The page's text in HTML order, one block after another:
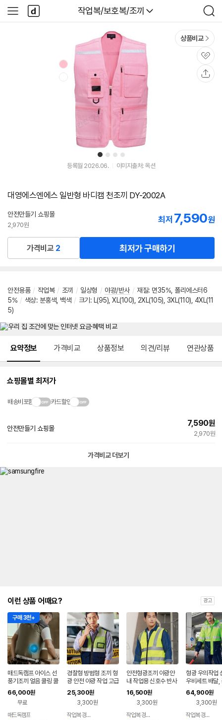
다나와
작업복/보호복/조끼
검
색
사
이
다
나
와
1 2 3 4
상품비교
관
심
등록월 2026.06. 이미지출처: 옥션
대영에스엔에스 일반형 바디캠 천조끼 DY-2002A
안전만들기 쇼핑몰
2,970원
최저 7,590원
가격비교 2 최저가 구매하기
안전용품 / 작업복 / 조끼 / 일상형 / 야광/반사 / 재질: 면35%, 폴리에스터6
5% / 색상: 분홍색, 백색 / 크기: L(95), XL(100), 2XL(105), 3XL(110), 4XL(11
5)
요약정보 가격비교 상품정보 의견/리뷰 연관상품
쇼핑몰별 최저가
배송비포함 카드할인
안전만들기 쇼핑몰
7,590원
2,970원
가격비교 더보기
이런 상품 어때요? 광고
구매 3천+
매드독캠프 아이스 선
풍기조끼 얼음 쿨링 쿨
아이스 냉방 냉풍 조끼
보조배터리 포함
66,000원
무료
매드독캠프
경찰형 방범형 조끼 형
광 안전 야광 작업 고급
25,300원
3,300원
작업복 경서몰
안전형광조끼 야광안
내 작업용 신호수 반사
망사
16,500원
3,300원
작업복 경서몰
형광 우의작업
우비세트 배달,
64,900원
3,300원
작업복 경서몰